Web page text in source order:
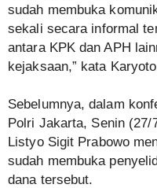
sudah membuka
sekali secara informal
antara KPK dan APH
kejaksaan,” kata
Sebelumnya, dalam
Polri Jakarta, Senin
Listyo Sigit Prabowo
sudah membuka
dana tersebut.